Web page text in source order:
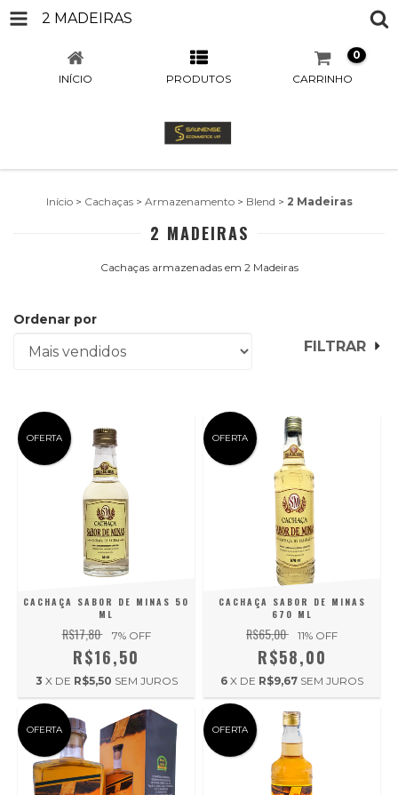
2 MADEIRAS
INÍCIO PRODUTOS CARRINHO
0
Início > Cachaças > Armazenamento > Blend > 2 Madeiras
2 MADEIRAS
Cachaças armazenadas em 2 Madeiras
Ordenar por
FILTRAR
OFERTA
CACHAÇA SABOR DE MINAS 50
ML
R$17,80 7% OFF
R$16,50
3 X DE R$5,50 SEM JUROS
OFERTA
CACHAÇA SABOR DE MINAS
670 ML
R$65,00 11% OFF
R$58,00
6 X DE R$9,67 SEM JUROS
OFERTA OFERTA